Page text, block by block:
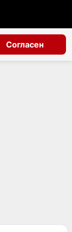
Согласен